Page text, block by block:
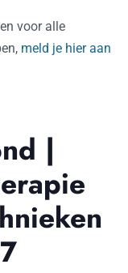
voor alle
meld je hier aan
|